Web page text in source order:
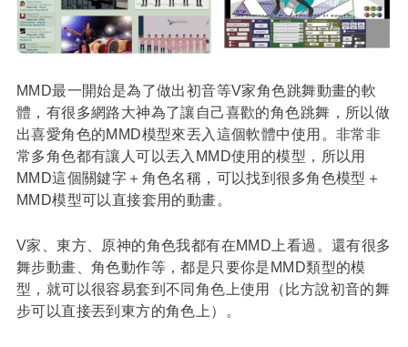
MMD最一開始是為了做出初音等V家角色跳舞動畫的軟
體，有很多網路大神為了讓自己喜歡的角色跳舞，所以做
出喜愛角色的MMD模型來丟入這個軟體中使用。非常非
常多角色都有讓人可以丟入MMD使用的模型，所以用
MMD這個關鍵字＋角色名稱，可以找到很多角色模型＋
MMD模型可以直接套用的動畫。
V家、東方、原神的角色我都有在MMD上看過。還有很多
舞步動畫、角色動作等，都是只要你是MMD類型的模
型，就可以很容易套到不同角色上使用（比方說初音的舞
步可以直接丟到東方的角色上）。